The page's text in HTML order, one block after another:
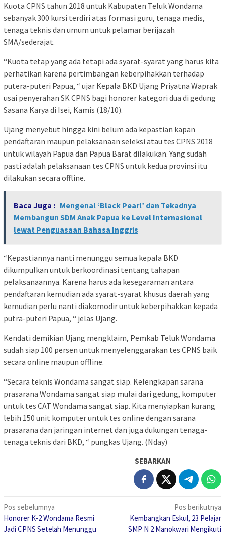
Kuota CPNS tahun 2018 untuk Kabupaten Teluk Wondama
sebanyak 300 kursi terdiri atas formasi guru, tenaga medis,
tenaga teknis dan umum untuk pelamar berijazah
SMA/sederajat.
“Kuota tetap yang ada tetapi ada syarat-syarat yang harus kita
perhatikan karena pertimbangan keberpihakkan terhadap
putera-puteri Papua, “ ujar Kepala BKD Ujang Priyatna Waprak
usai penyerahan SK CPNS bagi honorer kategori dua di gedung
Sasana Karya di Isei, Kamis (18/10).
Ujang menyebut hingga kini belum ada kepastian kapan
pendaftaran maupun pelaksanaan seleksi atau tes CPNS 2018
untuk wilayah Papua dan Papua Barat dilakukan. Yang sudah
pasti adalah pelaksanaan tes CPNS untuk kedua provinsi itu
dilakukan secara offline.
Baca Juga : Mengenal ‘Black Pearl’ dan Tekadnya
Membangun SDM Anak Papua ke Level Internasional
lewat Penguasaan Bahasa Inggris
“Kepastiannya nanti menunggu semua kepala BKD
dikumpulkan untuk berkoordinasi tentang tahapan
pelaksanaannya. Karena harus ada kesegaraman antara
pendaftaran kemudian ada syarat-syarat khusus daerah yang
kemudian perlu nanti diakomodir untuk keberpihakkan kepada
putra-puteri Papua, “ jelas Ujang.
Kendati demikian Ujang mengklaim, Pemkab Teluk Wondama
sudah siap 100 persen untuk menyelenggarakan tes CPNS baik
secara online maupun offline.
“Secara teknis Wondama sangat siap. Kelengkapan sarana
prasarana Wondama sangat siap mulai dari gedung, komputer
untuk tes CAT Wondama sangat siap. Kita menyiapkan kurang
lebih 150 unit komputer untuk tes online dengan sarana
prasarana dan jaringan internet dan juga dukungan tenaga-
tenaga teknis dari BKD, “ pungkas Ujang. (Nday)
SEBARKAN
Navigasi
pos
Pos sebelumnya
Honorer K-2 Wondama Resmi
Jadi CPNS Setelah Menunggu
Pos berikutnya
Kembangkan Eskul, 23 Pelajar
SMP N 2 Manokwari Mengikuti